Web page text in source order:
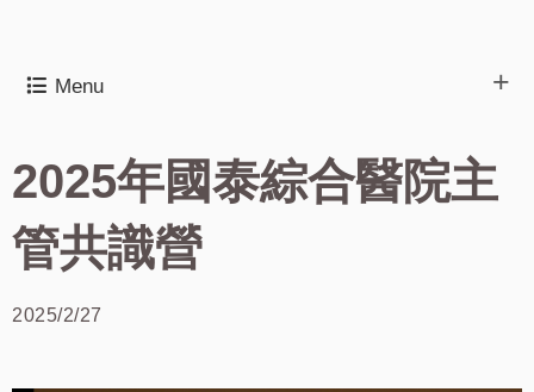
Menu
2025年國泰綜合醫院主
管共識營
2025/2/27